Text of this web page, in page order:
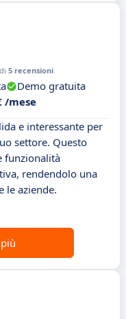
5 recensioni
Demo gratuita
/mese
e interessante per
settore. Questo
funzionalità
rendendolo una
le aziende.